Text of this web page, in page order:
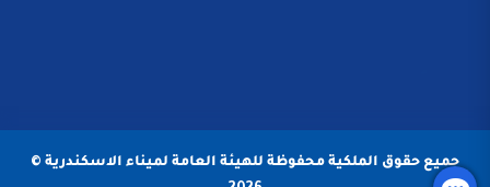
جميع حقوق الملكية محفوظة للهيئة العامة لميناء الاسكندرية ©